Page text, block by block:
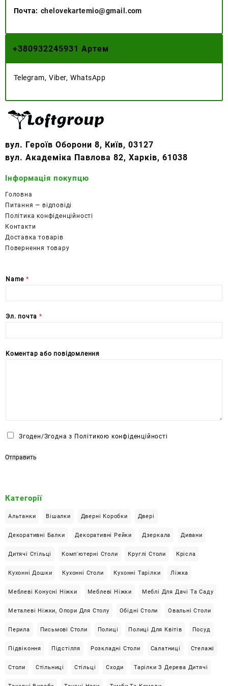
Почта: chelovekartemio@gmail.com
+380932245931 Артем
Telegram, Viber, WhatsApp
вул. Героїв Оборони 8, Київ, 03127
вул. Академіка Павлова 82, Харків, 61038
Інформація покупцю
Головна
Питання — відповіді
Політика конфіденційності
Контакти
Доставка товарів
Повернення товару
Name *
Эл. почта *
Коментар або повідомлення
Ч
к
с
Згоден/Згодна з Політикою конфіденційності
Отправить
Категорії
Альтанки Вішалки Дверні Коробки Двері
Декоративні Балки Декоративні Рейки Дзеркала Дивани
Дитячі Стільці Комп'ютерні Столи Круглі Столи Крісла
Кухонні Дошки Кухонні Столи Кухонні Тарілки Ліжка
Меблеві Конусні Ніжки Меблеві Ніжки Меблі Для Дачі Та Саду
Металеві Ніжки, Опори Для Столу Обідні Столи Овальні Столи
Перила Письмові Столи Полиці Полиці Для Квітів Посуд
Підвіконня Підстілля Розкладні Столи Салатниці Стелажі
Столи Стільниці Стільці Сходи Тарілки З Дерева Дитячі